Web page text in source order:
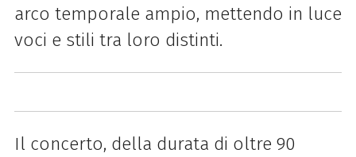
arco temporale ampio, mettendo in luce
voci e stili tra loro distinti.
Il concerto, della durata di oltre 90